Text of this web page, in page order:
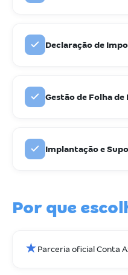
Declaração de
Gestão de Folha
Implantação e
Por que
★Parceria oficial Conta